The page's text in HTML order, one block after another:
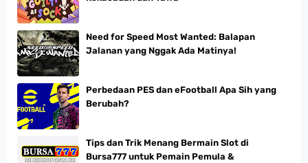
Need for Speed Most Wanted: Balapan
Jalanan yang Nggak Ada Matinya!
Perbedaan PES dan eFootball Apa Sih yang
Berubah?
Tips dan Trik Menang Bermain Slot di
Bursa777 untuk Pemain Pemula &